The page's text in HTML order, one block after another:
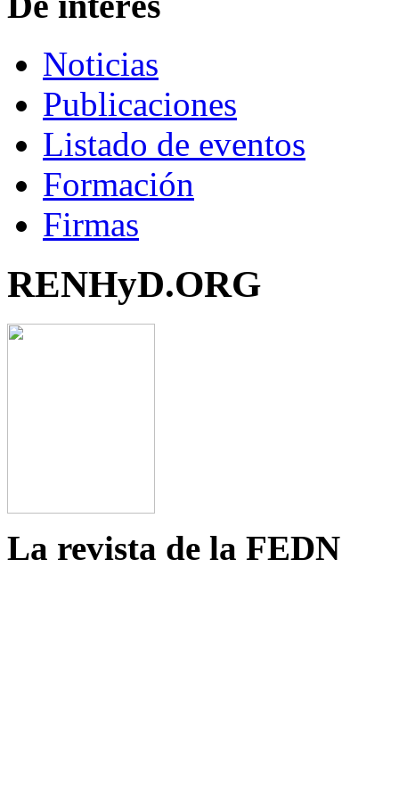
Noticias
Publicaciones
Listado de eventos
Formación
Firmas
RENHyD.ORG
La revista de la FEDN